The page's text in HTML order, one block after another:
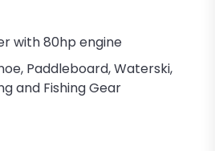
with 80hp engine
Paddleboard, Waterski,
and Fishing Gear